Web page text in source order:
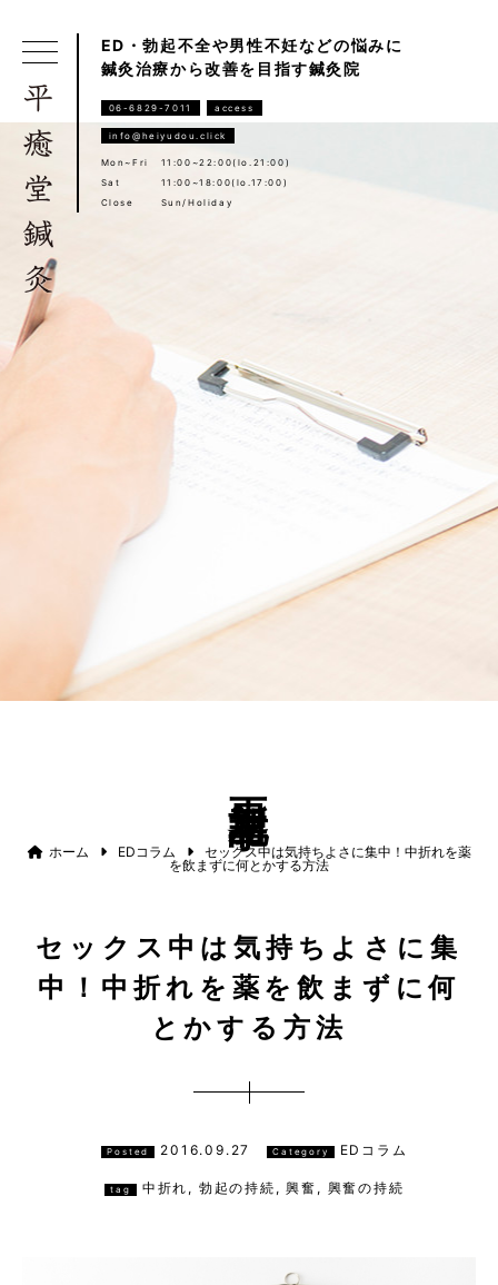
ED・勃起不全や男性不妊などの悩みに
鍼灸治療から改善を目指す鍼灸院
06-6829-7011 access
info@heiyudou.click
Mon~Fri
11:00~22:00(lo.21:00)
Sat
11:00~18:00(lo.17:00)
Close
Sun/Holiday
ホーム EDコラム
セックス中は気持ちよさに集中！中折れを薬
を飲まずに何とかする方法
セックス中は気持ちよさに集
中！中折れを薬を飲まずに何
とかする方法
Posted 2016.09.27 Category EDコラム
tag 中折れ , 勃起の持続 ,興奮 , 興奮の持続